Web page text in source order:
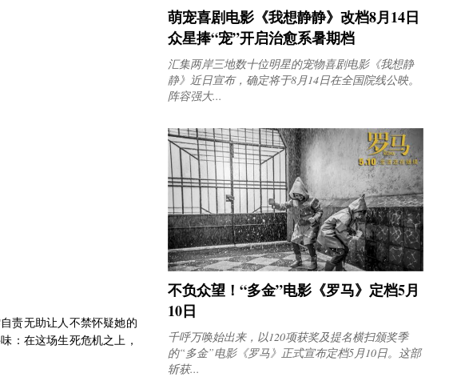
责无助让人不禁怀疑她的
：在这场生死危机之上，
萌宠喜剧电影《我想静静》改档8月14日
众星捧“宠”开启治愈系暑期档
汇集两岸三地数十位明星的宠物喜剧电影《我想静
静》近日宣布，确定将于8月14日在全国院线公映。
阵容强大...
不负众望！“多金”电影《罗马》定档5月
10日
千呼万唤始出来，以120项获奖及提名横扫颁奖季
的“多金”电影《罗马》正式宣布定档5月10日。这部
斩获...